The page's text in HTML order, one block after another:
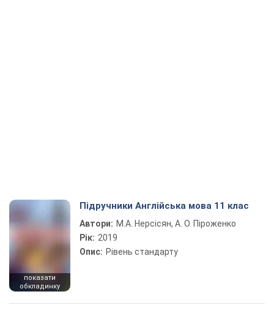
показати
обкладинку
Підручники Англійська мова 11 клас
Автори: М.А. Нерсісян, А. О. Піроженко
Рік: 2019
Опис: Рівень стандарту